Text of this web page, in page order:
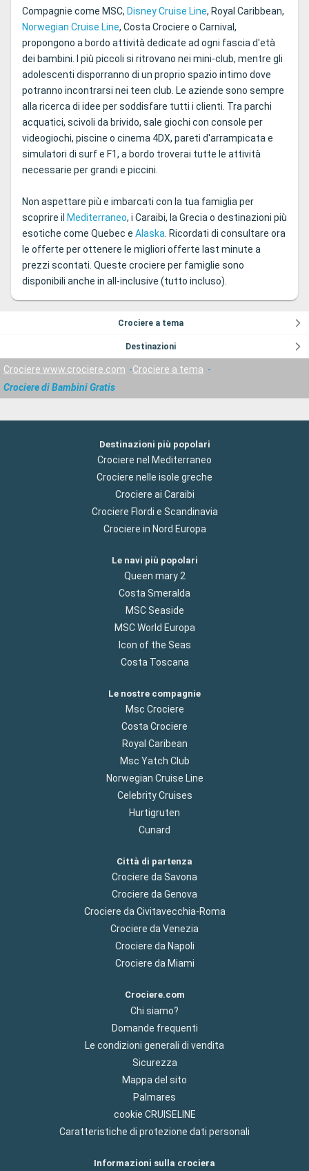
Compagnie come MSC, Disney Cruise Line, Royal Caribbean,
Norwegian Cruise Line, Costa Crociere o Carnival,
propongono a bordo attività dedicate ad ogni fascia d'età
dei bambini. I più piccoli si ritrovano nei mini-club, mentre gli
adolescenti disporranno di un proprio spazio intimo dove
potranno incontrarsi nei teen club. Le aziende sono sempre
alla ricerca di idee per soddisfare tutti i clienti. Tra parchi
acquatici, scivoli da brivido, sale giochi con console per
videogiochi, piscine o cinema 4DX, pareti d'arrampicata e
simulatori di surf e F1, a bordo troverai tutte le attività
necessarie per grandi e piccini.
Non aspettare più e imbarcati con la tua famiglia per
scoprire il Mediterraneo, i Caraibi, la Grecia o destinazioni più
esotiche come Quebec e Alaska . Ricordati di consultare ora
le offerte per ottenere le migliori offerte last minute a
prezzi scontati. Queste crociere per famiglie sono
disponibili anche in all-inclusive (tutto incluso).
Crociere a tema
Destinazioni
Crociere www.crociere.com
Crociere a tema
Crociere di Bambini Gratis
Destinazioni più popolari
Crociere nel Mediterraneo
Crociere nelle isole greche
Crociere ai Caraibi
Crociere Flordi e Scandinavia
Crociere in Nord Europa
Le navi più popolari
Queen mary 2
Costa Smeralda
MSC Seaside
MSC World Europa
Icon of the Seas
Costa Toscana
Le nostre compagnie
Msc Crociere
Costa Crociere
Royal Caribean
Msc Yatch Club
Norwegian Cruise Line
Celebrity Cruises
Hurtigruten
Cunard
Città di partenza
Crociere da Savona
Crociere da Genova
Crociere da Civitavecchia-Roma
Crociere da Venezia
Crociere da Napoli
Crociere da Miami
Crociere.com
Chi siamo?
Domande frequenti
Le condizioni generali di vendita
Sicurezza
Mappa del sito
Palmares
cookie CRUISELINE
Caratteristiche di protezione dati personali
Informazioni sulla crociera